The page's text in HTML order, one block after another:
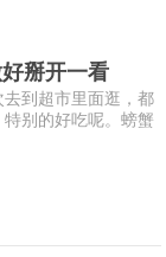
掰开一看
到超市里面逛，都
别的好吃呢。螃蟹